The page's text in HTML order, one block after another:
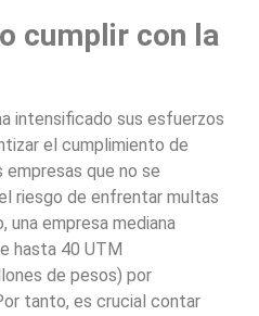
cumplir con la
intensificado sus esfuerzos
el cumplimiento de
empresas que no se
riesgo de enfrentar multas
una empresa mediana
hasta 40 UTM
de pesos) por
tanto, es crucial contar